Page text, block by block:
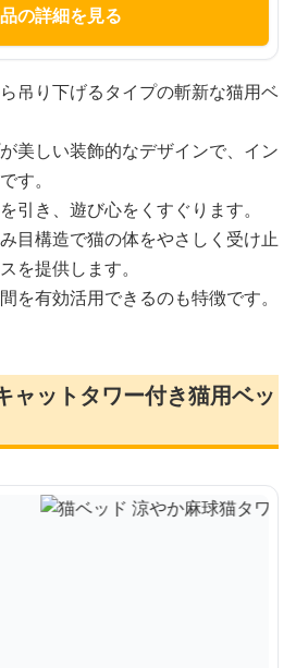
の詳細を見る
吊り下げるタイプの斬新な猫用ベ
美しい装飾的なデザインで、イン
す。
引き、遊び心をくすぐります。
目構造で猫の体をやさしく受け止
を提供します。
を有効活用できるのも特徴です。
ャットタワー付き猫用ベッ